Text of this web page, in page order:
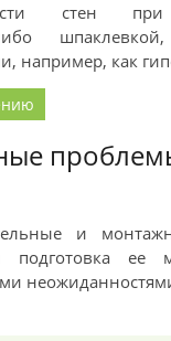
стен при
например, как
и
ее